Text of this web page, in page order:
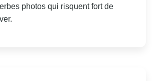
photos qui risquent fort de